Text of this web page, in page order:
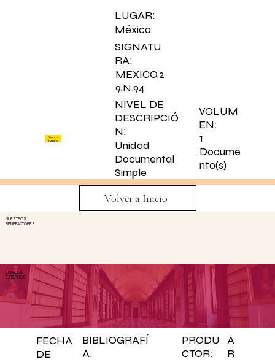
SIGNATU
RA:
MEXICO,2
9,N.94
LUGAR:
México
NIVEL DE
DESCRIPCIÓ
N:
Unidad
Documental
Simple
Ver en
PARES
VOLUM
EN:
1
Docume
nto(s)
FECHA
DE
BIBLIOGRAFÍ
A:
PRODU
CTOR:
A
R
Volver a Inicio
NUESTROS
BENEFACTORES
ENLACES
EXTERNOS